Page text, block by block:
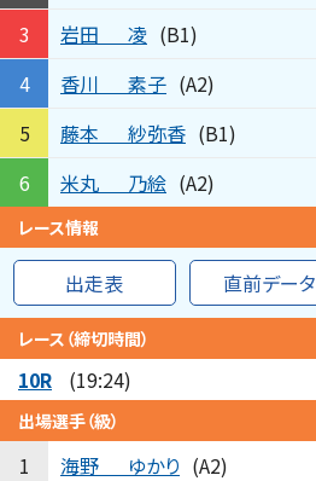
3
岩田 凌 (B1)
4
香川 素子 (A2)
5
藤本 紗弥香 (B1)
6
米丸 乃絵 (A2)
レース情報
出走表 直前データ
レース（締切時間）
10R (19:24)
出場選手（級）
1 海野 ゆかり (A2)